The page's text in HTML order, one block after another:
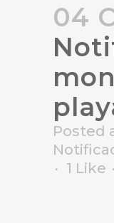
04
Posted
1 Like